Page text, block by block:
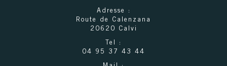
Adresse :
Route de Calenzana
20620 Calvi
Tel :
04 95 37 43 44